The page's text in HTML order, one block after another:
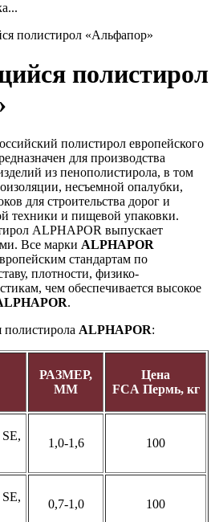
полистирол «Альфапор»
полистирол
полистирол европейского
для производства
из пенополистирола, в том
несъемной опалубки,
для строительства дорог и
техники и пищевой упаковки.
ALPHAPOR выпускает
Все марки ALPHAPOR
стандартам по
плотности, физико-
чем обеспечивается высокое
.
ALPHAPOR:
РАЗМЕР,
ММ
Цена
FCA Пермь, кг
1,0-1,6 100
0,7-1,0 100